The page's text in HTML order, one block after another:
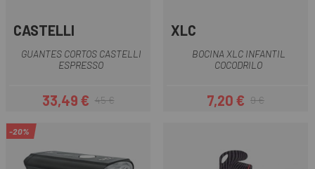
CASTELLI
GUANTES CORTOS CASTELLI
ESPRESSO
Precio
33,49 €Precio regular
45 €
XLC
BOCINA XLC INFANTIL
COCODRILO
Precio
7,20 €Precio regular
9 €
-20%